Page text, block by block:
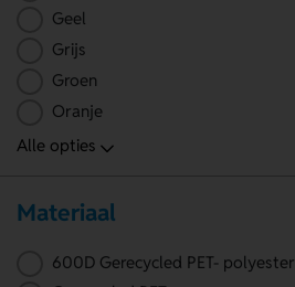
Geel
Grijs
Groen
Oranje
Materiaal
600D Gerecycled PET- polyester